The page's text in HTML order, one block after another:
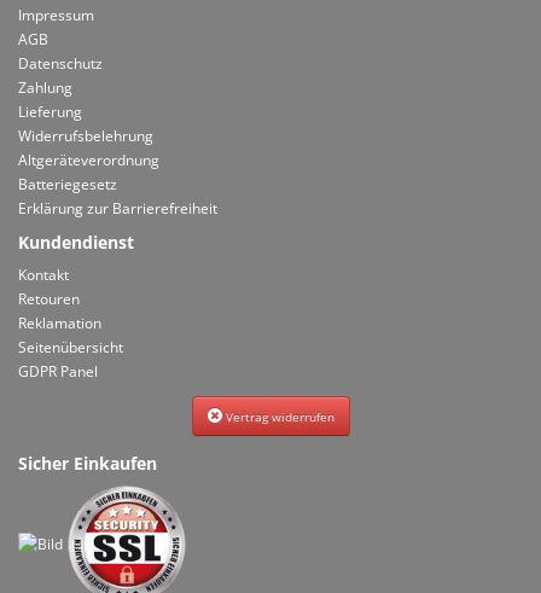
Impressum
AGB
Datenschutz
Zahlung
Lieferung
Widerrufsbelehrung
Altgeräteverordnung
Batteriegesetz
Erklärung zur Barrierefreiheit
Kundendienst
Kontakt
Retouren
Reklamation
Seitenübersicht
GDPR Panel
Vertrag widerrufen
Sicher Einkaufen